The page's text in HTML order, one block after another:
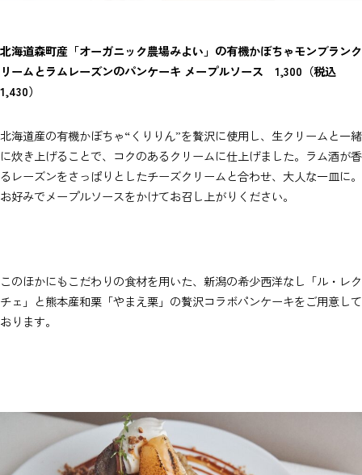
北海道森町産「オーガニック農場みよい」の有機かぼちゃモンブランク
リームとラムレーズンのパンケーキ メープルソース
1,300（税込
1,430）
北海道産の有機かぼちゃ“くりりん”を贅沢に使用し、生クリームと一緒
に炊き上げることで、コクのあるクリームに仕上げました。ラム酒が香
るレーズンをさっぱりとしたチーズクリームと合わせ、大人な一皿に。
お好みでメープルソースをかけてお召し上がりください。
このほかにもこだわりの食材を用いた、新潟の希少西洋なし「ル・レク
チェ」と熊本産和栗「やまえ栗」の贅沢コラボパンケーキをご用意して
おります。